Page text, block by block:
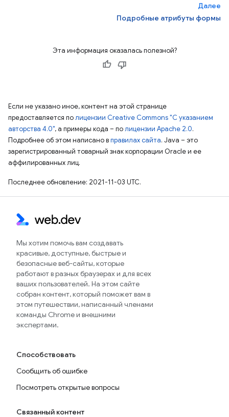
Далее
Подробные атрибуты формы
Эта информация оказалась полезной?
Если не указано иное, контент на этой странице
предоставляется полицензии Creative Commons "С указанием
авторства 4.0", а примеры кода – полицензии Apache 2.0.
Подробнее об этом написано вправилах сайта. Java – это
зарегистрированный товарный знак корпорации Oracle и ее
аффилированных лиц.
Последнее обновление: 2021-11-03 UTC.
Мы хотим помочь вам создавать
красивые, доступные, быстрые и
безопасные веб-сайты, которые
работают в разных браузерах и для всех
ваших пользователей. На этом сайте
собран контент, который поможет вам в
этом путешествии, написанный членами
команды Chrome и внешними
экспертами.
Способствовать
Сообщить об ошибке
Посмотреть открытые вопросы
Связанный контент